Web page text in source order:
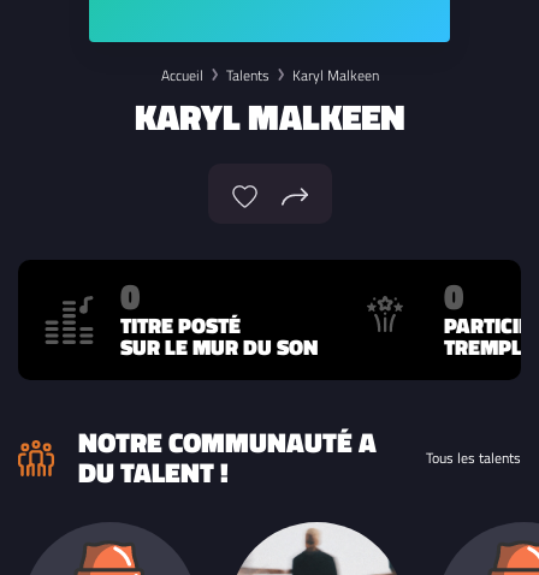
Accueil Talents Karyl Malkeen
KARYL MALKEEN
0
TITRE POSTÉ
SUR LE MUR DU SON
0
NOTRE COMMUNAUTÉ A
DU TALENT ! Tous les talents